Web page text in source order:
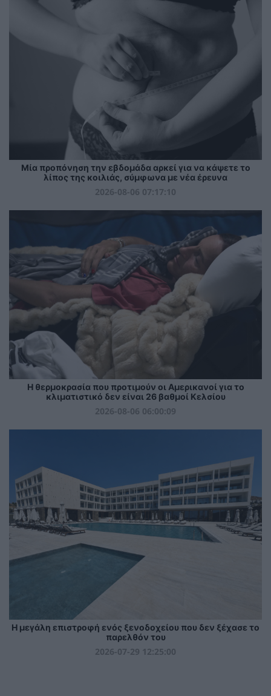
Μία προπόνηση την εβδομάδα αρκεί για να κάψετε το
λίπος της κοιλιάς, σύμφωνα με νέα έρευνα
2026-08-06 07:17:10
Η θερμοκρασία που προτιμούν οι Αμερικανοί για το
κλιματιστικό δεν είναι 26 βαθμοί Κελσίου
2026-08-06 06:00:09
Η μεγάλη επιστροφή ενός ξενοδοχείου που δεν ξέχασε το
παρελθόν του
2026-07-29 12:25:00